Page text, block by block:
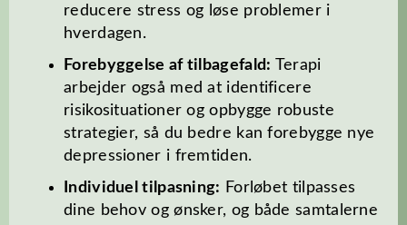
reducere stress og løse problemer i
hverdagen.
Forebyggelse af tilbagefald: Terapi
arbejder også med at identificere
risikosituationer og opbygge robuste
strategier, så du bedre kan forebygge nye
depressioner i fremtiden.
Individuel tilpasning: Forløbet tilpasses
dine behov og ønsker, og både samtalerne